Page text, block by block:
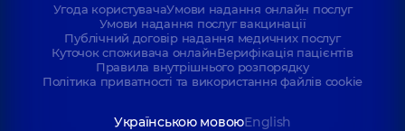
Угода користувачаУмови надання онлайн послуг
Умови надання послуг вакцинації
Публічний договір надання медичних послуг
Куточок споживача онлайнВерифікація пацієнтів
Правила внутрішнього розпорядку
Політика приватності та використання файлів cookie
Українською мовоюEnglish